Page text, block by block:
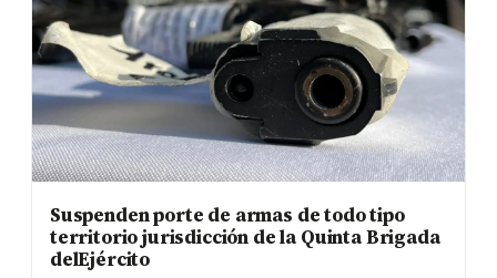
Suspenden porte de armas de todo tipo
territorio jurisdicción de la Quinta Brigada
delEjército